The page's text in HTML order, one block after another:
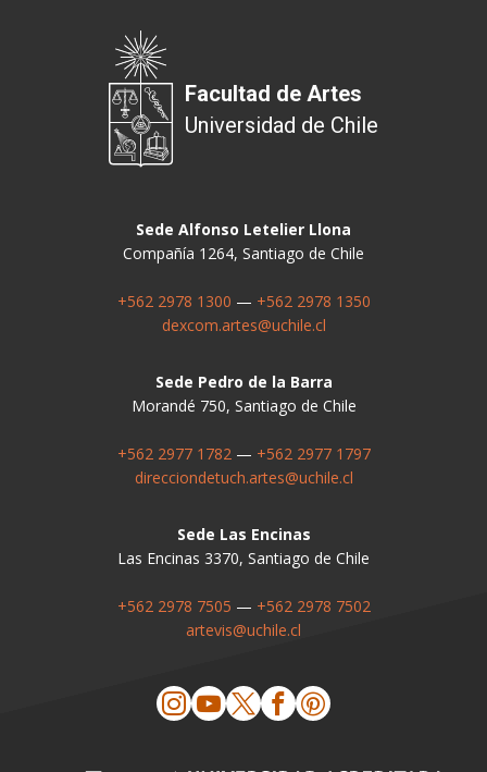
Facultad de Artes
Universidad de Chile
Sede Alfonso Letelier Llona
Compañía 1264, Santiago de Chile
+562 2978 1300 — +562 2978 1350
dexcom.artes@uchile.cl
Sede Pedro de la Barra
Morandé 750, Santiago de Chile
+562 2977 1782— +562 2977 1797
direcciondetuch.artes@uchile.cl
Sede Las Encinas
Las Encinas 3370, Santiago de Chile
+562 2978 7505 — +562 2978 7502
artevis@uchile.cl